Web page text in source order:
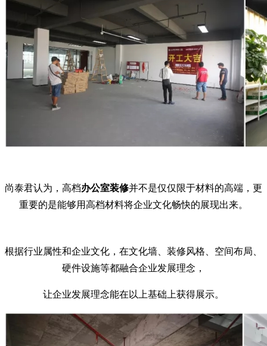
尚泰君认为，高档办公室装修并不是仅仅限于材料的高端，更
重要的是能够用高档材料将企业文化畅快的展现出来。
根据行业属性和企业文化，在文化墙、装修风格、空间布局、
硬件设施等都融合企业发展理念，
让企业发展理念能在以上基础上获得展示。